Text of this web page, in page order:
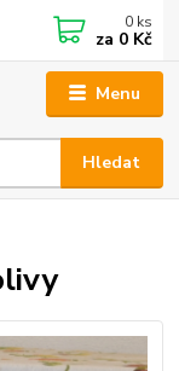
Menu
Hledat
0 ks
za 0 Kč